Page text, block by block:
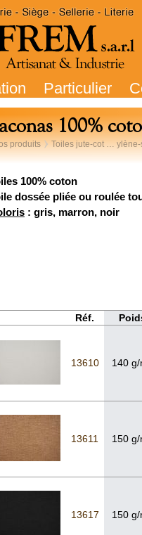
Particulier
100%
produits Toiles jute-cot … ylène-
100% coton
dossée pliée ou roulée
: gris, marron, noir
Réf.
13610 140 g/
13611 150 g/
13617 150 g/